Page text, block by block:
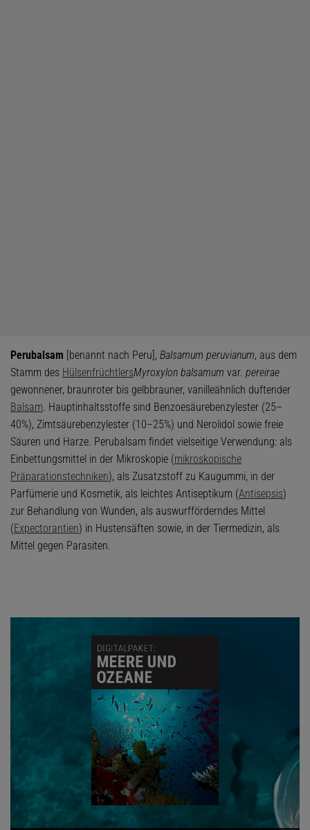
Perubalsam [benannt nach Peru], Balsamum peruvianum, aus dem
Stamm des HülsenfrüchtlersMyroxylon balsamum var. pereirae
gewonnener, braunroter bis gelbbrauner, vanilleähnlich duftender
Balsam. Hauptinhaltsstoffe sind Benzoesäurebenzylester (25–
40%), Zimtsäurebenzylester (10–25%) und Nerolidol sowie freie
Säuren und Harze. Perubalsam findet vielseitige Verwendung: als
Einbettungsmittel in der Mikroskopie (mikroskopische
Präparationstechniken), als Zusatzstoff zu Kaugummi, in der
Parfümerie und Kosmetik, als leichtes Antiseptikum (Antisepsis)
zur Behandlung von Wunden, als auswurfförderndes Mittel
(Expectorantien) in Hustensäften sowie, in der Tiermedizin, als
Mittel gegen Parasiten.